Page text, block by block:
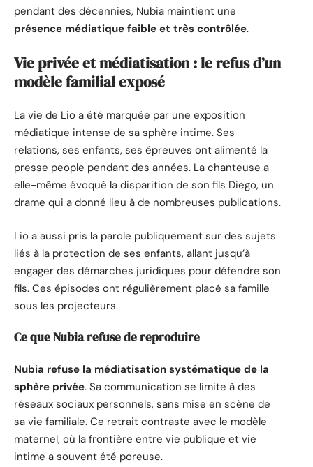
pendant des décennies, Nubia maintient une
présence médiatique faible et très contrôlée.
Vie privée et médiatisation : le refus d’un
modèle familial exposé
La vie de Lio a été marquée par une exposition
médiatique intense de sa sphère intime. Ses
relations, ses enfants, ses épreuves ont alimenté la
presse people pendant des années. La chanteuse a
elle-même évoqué la disparition de son fils Diego, un
drame qui a donné lieu à de nombreuses publications.
Lio a aussi pris la parole publiquement sur des sujets
liés à la protection de ses enfants, allant jusqu’à
engager des démarches juridiques pour défendre son
fils. Ces épisodes ont régulièrement placé sa famille
sous les projecteurs.
Ce que Nubia refuse de reproduire
Nubia refuse la médiatisation systématique de la
sphère privée. Sa communication se limite à des
réseaux sociaux personnels, sans mise en scène de
sa vie familiale. Ce retrait contraste avec le modèle
maternel, où la frontière entre vie publique et vie
intime a souvent été poreuse.